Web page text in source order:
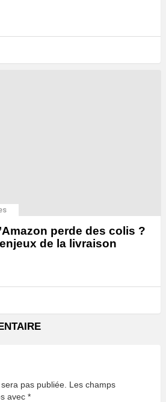
perde des colis ?
de la livraison
pas publiée. Les champs
avec *